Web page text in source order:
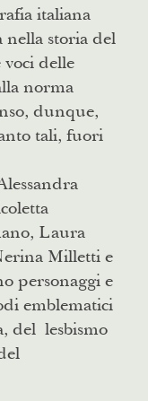
italiana
nella storia del
delle
norma
dunque,
tali, fuori
Laura
Milletti e
personaggi e
emblematici
del lesbismo